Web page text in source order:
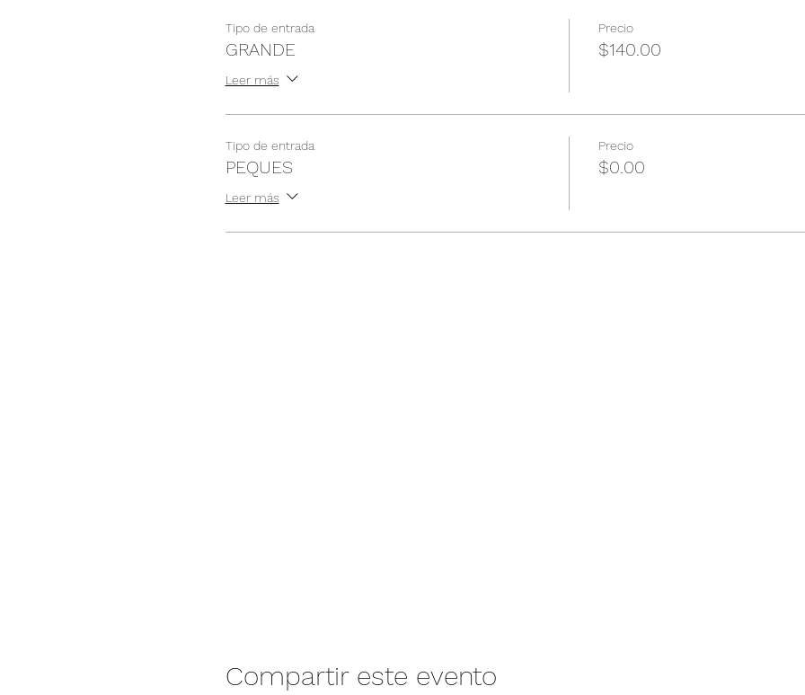
Tipo de entrada
GRANDE
Leer más
Precio
$140.00
Tipo de entrada
PEQUES
Leer más
Precio
$0.00
Compartir este evento